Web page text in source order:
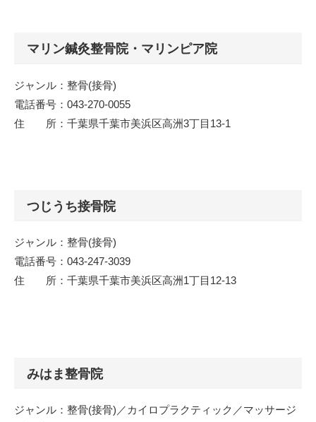
マリン鍼灸整骨院・マリンピア院
ジャンル：整骨(接骨)
電話番号：043-270-0055
住 所：千葉県千葉市美浜区高洲3丁目13-1
つじうち接骨院
ジャンル：整骨(接骨)
電話番号：043-247-3039
住 所：千葉県千葉市美浜区高洲1丁目12-13
みはま整骨院
ジャンル：整骨(接骨)／カイロプラクティック／マッサージ